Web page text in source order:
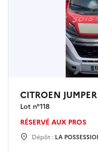
CITROEN JUMPER
Lot n°118
RÉSERVÉ AUX PROS
Dépôt : LA